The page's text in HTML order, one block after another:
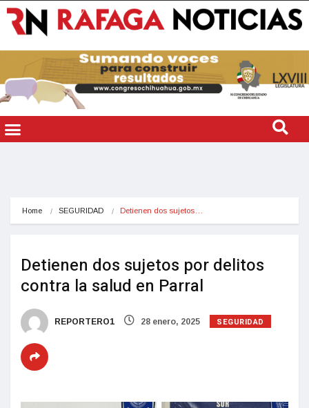
Home SEGURIDAD Detienen dos sujetos…
Detienen dos sujetos por delitos
contra la salud en Parral
REPORTERO1 28 enero, 2025 SEGURIDAD